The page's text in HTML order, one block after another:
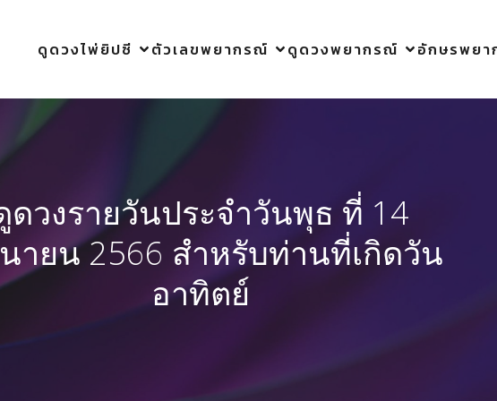
ดูดวงไพ่ยิปซี ตัวเลขพยากรณ์ ดูดวงพยากรณ์ อักษรพยา
ดวงรายวันประจำวันพุธ ที่ 14
ายน 2566 สำหรับท่านที่เกิดวัน
อาทิตย์